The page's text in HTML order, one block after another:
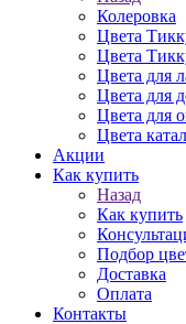
Колеровка
Цвета
Цвета
Цвета для
Цвета для
Цвета для
Цвета
Акции
Как купить
Назад
Как купить
Подбор
Доставка
Оплата
Контакты